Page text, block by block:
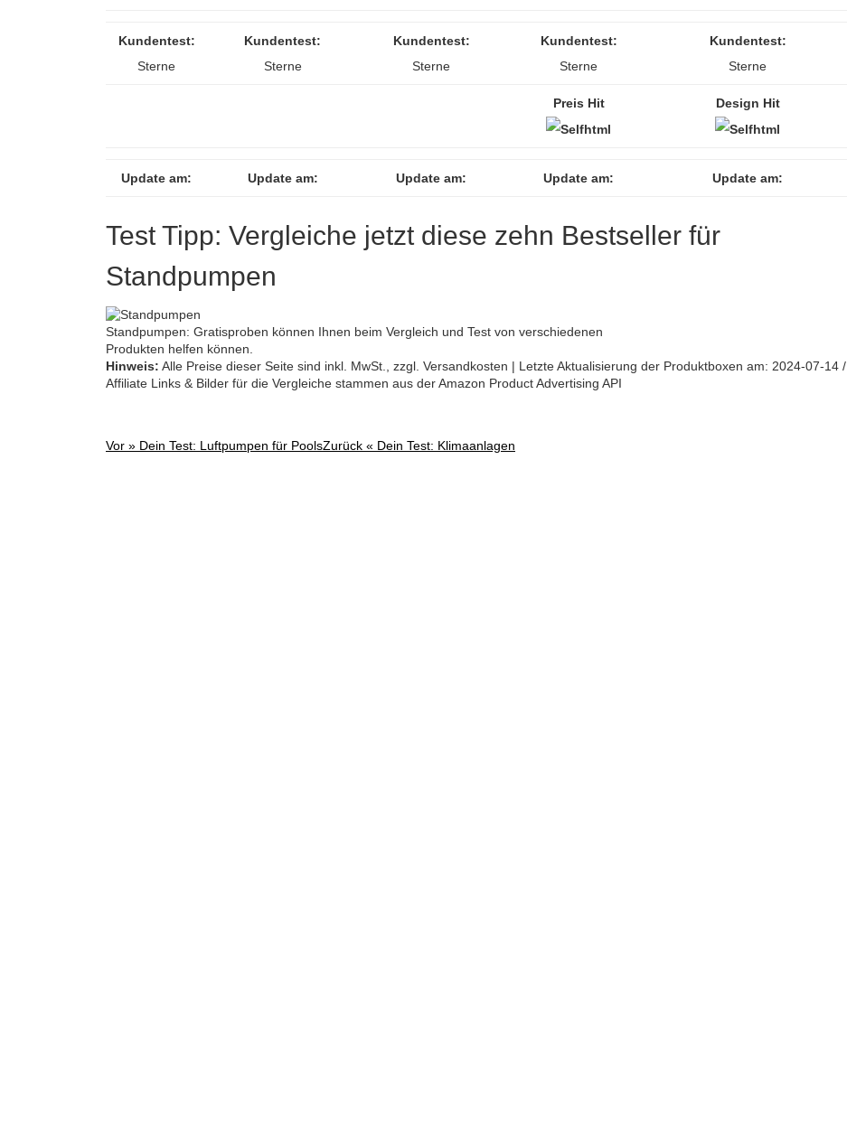
Kundentest:
Sterne
Kundentest:
Sterne
Kundentest:
Sterne
Kundentest:
Sterne
Kundentest:
Sterne
Preis Hit Design Hit
Update am: Update am: Update am: Update am: Update am:
Test Tipp: Vergleiche jetzt diese zehn Bestseller für
Standpumpen
Standpumpen: Gratisproben können Ihnen beim Vergleich und Test von verschiedenen
Produkten helfen können.
Hinweis: Alle Preise dieser Seite sind inkl. MwSt., zzgl. Versandkosten | Letzte Aktualisierung der Produktboxen am: 2024-07-14 /
Affiliate Links & Bilder für die Vergleiche stammen aus der Amazon Product Advertising API
Post
Vor » Dein Test: Luftpumpen für PoolsZurück « Dein Test: Klimaanlagen